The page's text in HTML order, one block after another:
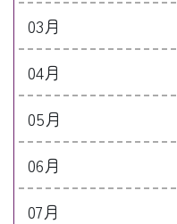
03月
04月
05月
06月
07月